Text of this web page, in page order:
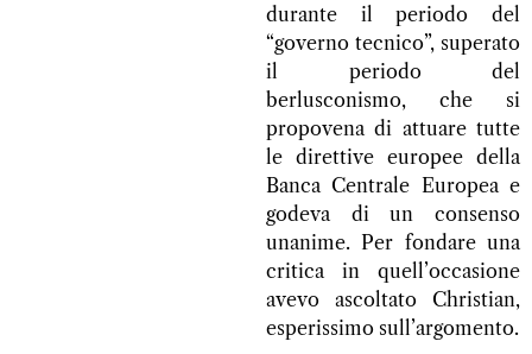
durante il periodo del
“governo tecnico”, superato
il periodo del
berlusconismo, che si
propovena di attuare tutte
le direttive europee della
Banca Centrale Europea e
godeva di un consenso
unanime. Per fondare una
critica in quell’occasione
avevo ascoltato Christian,
esperissimo sull’argomento.